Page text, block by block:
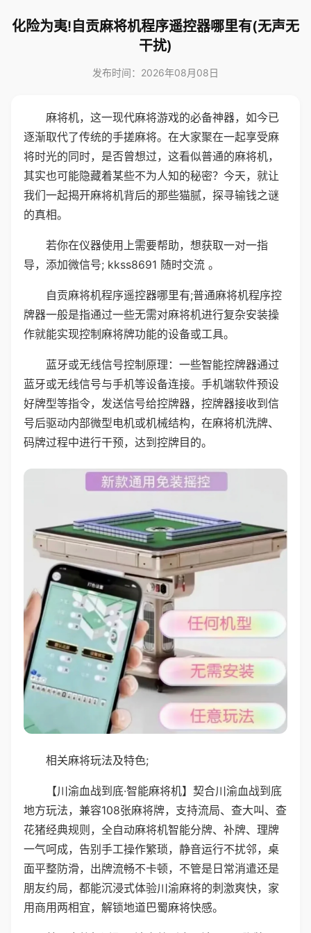
化险为夷!自贡麻将机程序遥控器哪里有(无声无
干扰)
发布时间：2026年08月08日
麻将机，这一现代麻将游戏的必备神器，如今已
逐渐取代了传统的手搓麻将。在大家聚在一起享受麻
将时光的同时，是否曾想过，这看似普通的麻将机，
其实也可能隐藏着某些不为人知的秘密？今天，就让
我们一起揭开麻将机背后的那些猫腻，探寻输钱之谜
的真相。
若你在仪器使用上需要帮助，想获取一对一指
导，添加微信号; kkss8691 随时交流 。
自贡麻将机程序遥控器哪里有;普通麻将机程序控
牌器一般是指通过一些无需对麻将机进行复杂安装操
作就能实现控制麻将牌功能的设备或工具。
蓝牙或无线信号控制原理：一些智能控牌器通过
蓝牙或无线信号与手机等设备连接。手机端软件预设
好牌型等指令，发送信号给控牌器，控牌器接收到信
号后驱动内部微型电机或机械结构，在麻将机洗牌、
码牌过程中进行干预，达到控牌目的。
相关麻将玩法及特色;
【川渝血战到底·智能麻将机】契合川渝血战到底
地方玩法，兼容108张麻将牌，支持流局、查大叫、查
花猪经典规则，全自动麻将机智能分牌、补牌、理牌
一气呵成，告别手工操作繁琐，静音运行不扰邻，桌
面平整防滑，出牌流畅不卡顿，不管是日常消遣还是
朋友约局，都能沉浸式体验川渝麻将的刺激爽快，家
用商用两相宜，解锁地道巴蜀麻将快感。